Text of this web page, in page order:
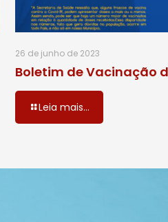
26 de junho de 2023
Boletim de Vacinação
Leia mais...